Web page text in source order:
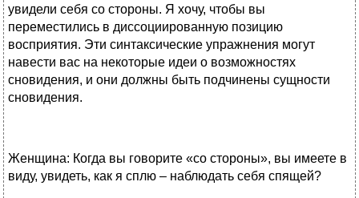
увидели себя со стороны. Я хочу, чтобы вы
переместились в диссоциированную позицию
восприятия. Эти синтаксические упражнения могут
навести вас на некоторые идеи о возможностях
сновидения, и они должны быть подчинены сущности
сновидения.
Женщина: Когда вы говорите «со стороны», вы имеете в
виду, увидеть, как я сплю – наблюдать себя спящей?